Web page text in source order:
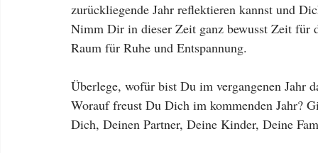
zurückliegende Jahr reflektieren kannst und
Nimm Dir in dieser Zeit ganz bewusst Zeit für
Raum für Ruhe und Entspannung.
Überlege, wofür bist Du im vergangenen Jahr
Worauf freust Du Dich im kommenden Jahr?
Dich, Deinen Partner, Deine Kinder, Deine